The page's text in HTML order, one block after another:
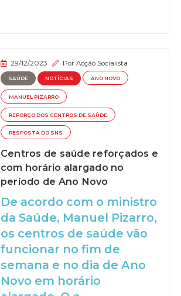
29/12/2023 PorAcção Socialista
SAÚDE NOTÍCIAS ANO NOVO
MANUEL PIZARRO
REFORÇO DOS CENTROS DE SAÚDE
RESPOSTA DO SNS
Centros de saúde reforçados e
com horário alargado no
período de Ano Novo
De acordo com o ministro
da Saúde, Manuel Pizarro,
os centros de saúde vão
funcionar no fim de
semana e no dia de Ano
Novo em horário